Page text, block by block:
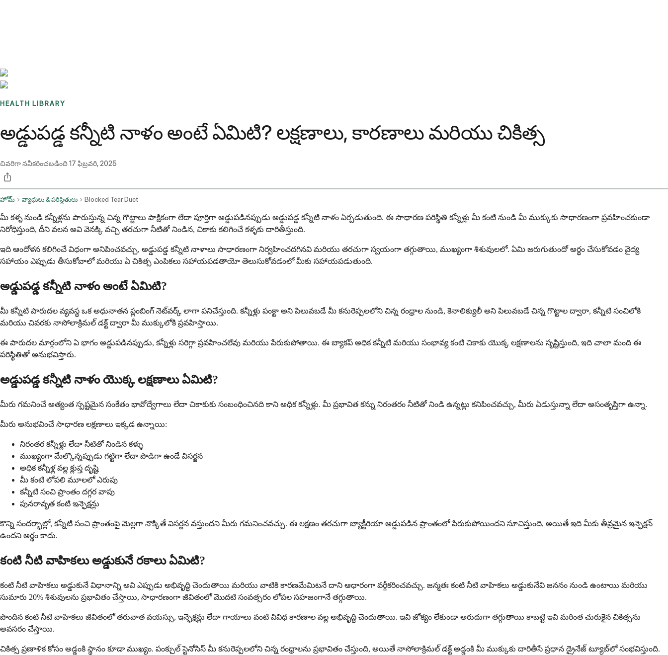
HEALTH LIBRARY
అడ్డుపడ్డ కన్నీటి నాళం అంటే ఏమిటి? లక్షణాలు, కారణాలు మరియు చికిత్స
చివరిగా నవీకరించబడింది17 ఫిబ్రవరి, 2025
హోమ్ వ్యాధులు & పరిస్థితులు Blocked Tear Duct
మీ కళ్ళ నుండి కన్నీళ్లను పారుస్తున్న చిన్న గొట్టాలు పాక్షికంగా లేదా పూర్తిగా అడ్డుపడినప్పుడు అడ్డుపడ్డ కన్నీటి నాళం ఏర్పడుతుంది. ఈ సాధారణ పరిస్థితి కన్నీళ్లు మీ కంటి నుండి మీ ముక్కుకు సాధారణంగా ప్రవహించకుండా
నిరోధిస్తుంది, దీని వలన అవి వెనక్కి వచ్చి తరచుగా నీటితో నిండిన, చికాకు కలిగించే కళ్ళకు దారితీస్తుంది.
ఇది ఆందోళన కలిగించే విధంగా అనిపించవచ్చు, అడ్డుపడ్డ కన్నీటి నాళాలు సాధారణంగా నిర్వహించదగినవి మరియు తరచుగా స్వయంగా తగ్గుతాయి, ముఖ్యంగా శిశువులలో. ఏమి జరుగుతుందో అర్థం చేసుకోవడం వైద్య
సహాయం ఎప్పుడు తీసుకోవాలో మరియు ఏ చికిత్స ఎంపికలు సహాయపడతాయో తెలుసుకోవడంలో మీకు సహాయపడుతుంది.
అడ్డుపడ్డ కన్నీటి నాళం అంటే ఏమిటి?
మీ కన్నీటి పారుదల వ్యవస్థ ఒక అధునాతన ప్లంబింగ్ నెట్‌వర్క్ లాగా పనిచేస్తుంది. కన్నీళ్లు పంక్టా అని పిలువబడే మీ కనురెప్పలలోని చిన్న రంధ్రాల నుండి, కెనాలిక్యులీ అని పిలువబడే చిన్న గొట్టాల ద్వారా, కన్నీటి సంచిలోకి
మరియు చివరకు నాసోలాక్రిమల్ డక్ట్ ద్వారా మీ ముక్కులోకి ప్రవహిస్తాయి.
ఈ పారుదల మార్గంలోని ఏ భాగం అడ్డుపడినప్పుడు, కన్నీళ్లు సరిగ్గా ప్రవహించలేవు మరియు పేరుకుపోతాయి. ఈ బ్యాకప్ అధిక కన్నీటి మరియు సంభావ్య కంటి చికాకు యొక్క లక్షణాలను సృష్టిస్తుంది, ఇది చాలా మంది ఈ
పరిస్థితితో అనుభవిస్తారు.
అడ్డుపడ్డ కన్నీటి నాళం యొక్క లక్షణాలు ఏమిటి?
మీరు గమనించే అత్యంత స్పష్టమైన సంకేతం భావోద్వేగాలు లేదా చికాకుకు సంబంధించినది కాని అధిక కన్నీళ్లు. మీ ప్రభావిత కన్ను నిరంతరం నీటితో నిండి ఉన్నట్లు కనిపించవచ్చు, మీరు ఏడుస్తున్నా లేదా అసంతృప్తిగా ఉన్నా.
మీరు అనుభవించే సాధారణ లక్షణాలు ఇక్కడ ఉన్నాయి:
నిరంతర కన్నీళ్లు లేదా నీటితో నిండిన కళ్ళు
ముఖ్యంగా మేల్కొన్నప్పుడు గట్టిగా లేదా పొడిగా ఉండే విసర్జన
అధిక కన్నీళ్ల వల్ల క్లుప్త దృష్టి
మీ కంటి లోపలి మూలలో ఎరుపు
కన్నీటి సంచి ప్రాంతం దగ్గర వాపు
పునరావృత కంటి ఇన్ఫెక్షన్లు
కొన్ని సందర్భాల్లో, కన్నీటి సంచి ప్రాంతంపై మెల్లగా నొక్కితే విసర్జన వస్తుందని మీరు గమనించవచ్చు. ఈ లక్షణం తరచుగా బ్యాక్టీరియా అడ్డుపడిన ప్రాంతంలో పేరుకుపోయిందని సూచిస్తుంది, అయితే ఇది మీకు తీవ్రమైన ఇన్ఫెక్షన్
ఉందని అర్థం కాదు.
కంటి నీటి వాహికలు అడ్డుకునే రకాలు ఏమిటి?
కంటి నీటి వాహికలు అడ్డుకునే విధానాన్ని అవి ఎప్పుడు అభివృద్ధి చెందుతాయి మరియు వాటికి కారణమేమిటనే దాని ఆధారంగా వర్గీకరించవచ్చు. జన్మతః కంటి నీటి వాహికలు అడ్డుకునేవి జననం నుండి ఉంటాయి మరియు
సుమారు 20% శిశువులను ప్రభావితం చేస్తాయి, సాధారణంగా జీవితంలో మొదటి సంవత్సరం లోపల సహజంగానే తగ్గుతాయి.
పొందిన కంటి నీటి వాహికలు జీవితంలో తరువాత వయస్సు, ఇన్ఫెక్షన్లు లేదా గాయాలు వంటి వివిధ కారణాల వల్ల అభివృద్ధి చెందుతాయి. ఇవి జోక్యం లేకుండా అరుదుగా తగ్గుతాయి కాబట్టి ఇవి మరింత చురుకైన చికిత్సను
అవసరం చేస్తాయి.
చికిత్స ప్రణాళిక కోసం అడ్డంకి స్థానం కూడా ముఖ్యం. పంక్చుల్ స్టెనోసిస్ మీ కనురెప్పలలోని చిన్న రంధ్రాలను ప్రభావితం చేస్తుంది, అయితే నాసోలాక్రిమల్ డక్ట్ అడ్డంకి మీ ముక్కుకు దారితీసే ప్రధాన డ్రైనేజ్ ట్యూబ్‌లో సంభవిస్తుంది.